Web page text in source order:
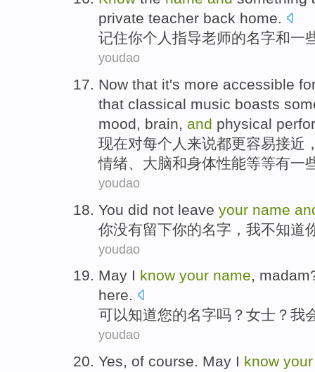
private teacher back home.
记住你个人 指导老师的名字和一
youdao
Now that it's more accessible
that classical music boasts
mood, brain, and physical
现在对每个 人 来说都更容易接近
情绪、 大脑和身体性能等等有一
youdao
You did not leave your name
你没有留下你的名字 ， 我不知道
youdao
May I know your name, madam
here.
可以知道您的名字吗？ 女士 ？ 我
youdao
Yes, of course. May I know your